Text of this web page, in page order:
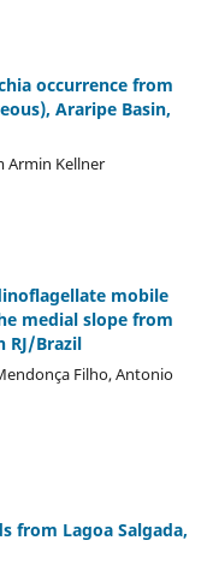
occurrence from
Araripe Basin,
Armin Kellner
mobile
medial slope from
RJ/Brazil
Filho, Antonio
from Lagoa Salgada,